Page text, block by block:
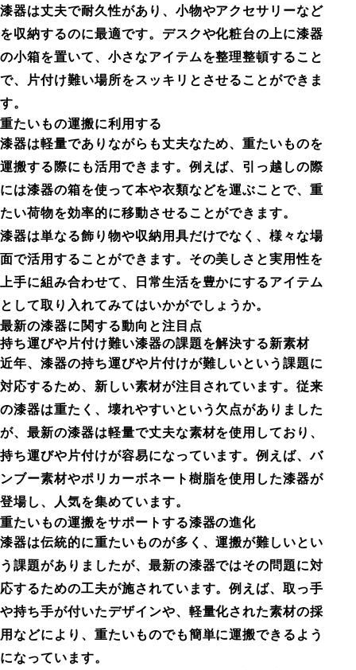
漆器は丈夫で耐久性があり、小物やアクセサリーなど
を収納するのに最適です。デスクや化粧台の上に漆器
の小箱を置いて、小さなアイテムを整理整頓すること
で、片付け難い場所をスッキリとさせることができま
す。
重たいもの運搬に利用する
漆器は軽量でありながらも丈夫なため、重たいものを
運搬する際にも活用できます。例えば、引っ越しの際
には漆器の箱を使って本や衣類などを運ぶことで、重
たい荷物を効率的に移動させることができます。
漆器は単なる飾り物や収納用具だけでなく、様々な場
面で活用することができます。その美しさと実用性を
上手に組み合わせて、日常生活を豊かにするアイテム
として取り入れてみてはいかがでしょうか。
最新の漆器に関する動向と注目点
持ち運びや片付け難い漆器の課題を解決する新素材
近年、漆器の持ち運びや片付けが難しいという課題に
対応するため、新しい素材が注目されています。従来
の漆器は重たく、壊れやすいという欠点がありました
が、最新の漆器は軽量で丈夫な素材を使用しており、
持ち運びや片付けが容易になっています。例えば、バ
ンブー素材やポリカーボネート樹脂を使用した漆器が
登場し、人気を集めています。
重たいもの運搬をサポートする漆器の進化
漆器は伝統的に重たいものが多く、運搬が難しいとい
う課題がありましたが、最新の漆器ではその問題に対
応するための工夫が施されています。例えば、取っ手
や持ち手が付いたデザインや、軽量化された素材の採
用などにより、重たいものでも簡単に運搬できるよう
になっています。